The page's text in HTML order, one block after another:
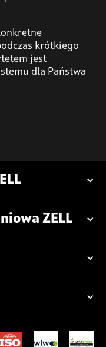
krótkiego
jest
dla Państwa
ZELL